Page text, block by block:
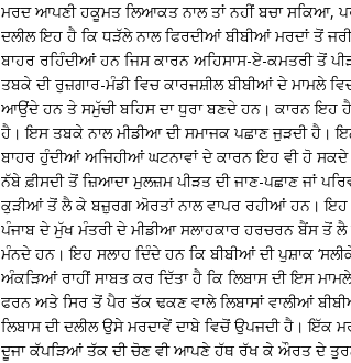
ਮਰਦ ਆਪਣੀ ਹਕੂਮਤ ਲਿਆਕਤ ਨਾਲ ਤਾਂ ਨਹੀਂ ਬਚਾ ਸਕਿਆ,
ਦਲੀਲ ਇਹ ਹੈ ਕਿ ਧੜੱਲੇ ਨਾਲ ਫਿਰਦੀਆਂ ਬੀਬੀਆਂ ਮਰਦਾਂ ਤੋਂ
ਬਾਹਰ ਰਹਿੰਦੀਆਂ ਹਨ ਜਿਸ ਕਾਰਨ ਅਹਿਸਾਸ-ਏ-ਕਮਤਰੀ ਤੋਂ
ਤਬਕੇ ਦੀ ਰੁਜ਼ਗਾਰ-ਮੰਡੀ ਵਿਚ ਕਾਰਜਸ਼ੀਲ ਬੀਬੀਆਂ ਦੇ ਮਾਮਲੇ
ਆਉਂਦੇ ਹਨ ਤੇ ਸਮੁੱਚੀ ਬਹਿਸ ਦਾ ਧੁਰਾ ਬਣਦੇ ਹਨ। ਕਾਰਨ ਇਹ
ਹੈ। ਇਸ ਤਬਕੇ ਨਾਲ ਮੀਡੀਆ ਦੀ ਸਮਾਜਕ ਪਛਾਣ ਜੁੜਦੀ ਹੈ।
ਬਾਹਰ ਹੁੰਦੀਆਂ ਅਜਿਹੀਆਂ ਘਟਨਾਵਾਂ ਦੇ ਕਾਰਨ ਇਹ ਵੀ ਹੋ
ਨੱਬੇ ਫ਼ੀਸਦੀ ਤੋਂ ਜ਼ਿਆਦਾ ਮੁਲਜ਼ਮ ਪੀੜਤ ਦੀ ਜਾਣ-ਪਛਾਣ ਜਾਂ
ਕੁੜੀਆਂ ਤੋਂ ਲੈ ਕੇ ਬਜ਼ੁਰਗ ਅੋਰਤਾਂ ਨਾਲ ਵਾਪਰ ਰਹੀਆਂ ਹਨ। ਇਹ
ਪੰਜਾਬ ਦੇ ਮੁੱਖ ਮੰਤਰੀ ਦੇ ਮੀਡੀਆ ਸਲਾਹਕਾਰ ਹਰਚਰਨ ਬੈਂਸ ਤੋਂ
ਮੰਨਦੇ ਹਨ। ਇਹ ਸਲਾਹ ਦਿੰਦੇ ਹਨ ਕਿ ਬੀਬੀਆਂ ਦੀ ਪੁਸ਼ਾਕ
ਅੰਕੜਿਆਂ ਰਾਹੀਂ ਸਾਬਤ ਕਰ ਦਿੱਤਾ ਹੈ ਕਿ ਲਿਬਾਸ ਦੀ ਇਸ
ਫਰਨ ਅਤੇ ਸਿਰ ਤੋਂ ਪੈਰ ਤੱਕ ਢਕਣ ਵਾਲੇ ਲਿਬਾਸਾਂ ਵਾਲੀਆਂ
ਲਿਬਾਸ ਦੀ ਦਲੀਲ ਉਸੇ ਮਰਦਾਵੇਂ ਦਾਬੇ ਵਿਚੋਂ ਉਪਜਦੀ ਹੈ।
ਦੂਜਾ ਕੱਪੜਿਆਂ ਤੱਕ ਦੀ ਚੋਣ ਵੀ ਆਪਣੇ ਹੱਥ ਰੱਖ ਕੇ ਔਰਤ ਦੇ